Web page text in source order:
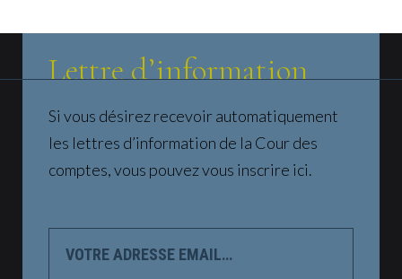
Lettre d’information
Si vous désirez recevoir automatiquement
les lettres d’information de la Cour des
comptes, vous pouvez vous inscrire ici.
ADRESSE